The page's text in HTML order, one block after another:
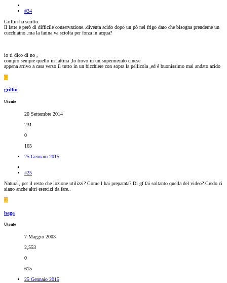
#24
Griffin ha scritto:
Il latte è peró di difficile conservazione..diventa acido dopo un pó nel frigo dato che bisogna prenderne un
cucchiaino..ma la farina va sciolta per forza in acqua?
io ti dico di no ,
compro sempre quello in lattina ,lo trovo in un supermecato cinese
appena arrivo a casa verso il tutto in un bicchiere con sopra la pellicola ,ed è buonissimo mai andato acido
G
griffin
Utente
20 Settembre 2014
231
0
165
25 Gennaio 2015
#25
Natural, per il resto che lozione utilizzi? Come l hai preparata? Di gf fai soltanto quella del video? Credo ci
siano anche altri esercizi da fare..
H
haga
Utente
7 Maggio 2003
2,553
0
615
25 Gennaio 2015